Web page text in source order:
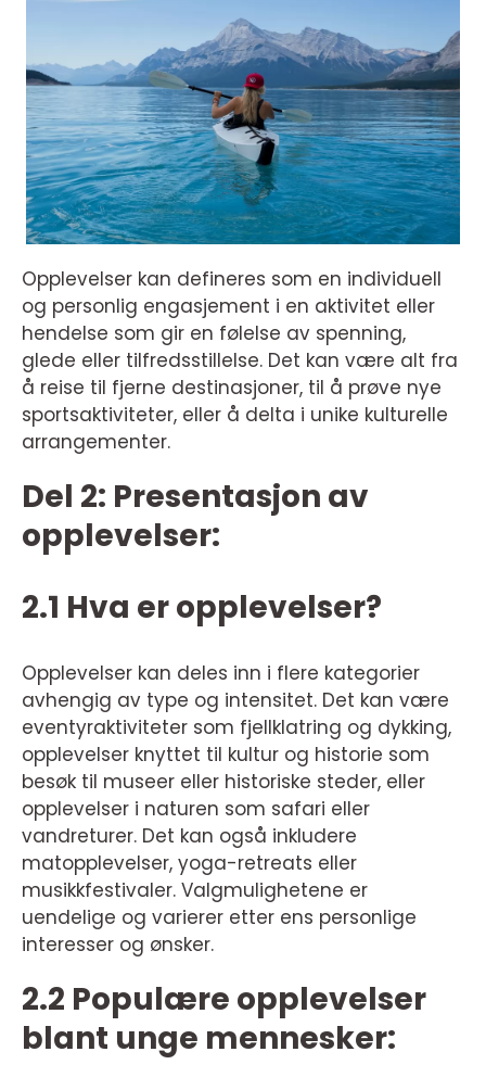
Opplevelser kan defineres som en individuell
og personlig engasjement i en aktivitet eller
hendelse som gir en følelse av spenning,
glede eller tilfredsstillelse. Det kan være alt fra
å reise til fjerne destinasjoner, til å prøve nye
sportsaktiviteter, eller å delta i unike kulturelle
arrangementer.
Del 2: Presentasjon av
opplevelser:
2.1 Hva er opplevelser?
Opplevelser kan deles inn i flere kategorier
avhengig av type og intensitet. Det kan være
eventyraktiviteter som fjellklatring og dykking,
opplevelser knyttet til kultur og historie som
besøk til museer eller historiske steder, eller
opplevelser i naturen som safari eller
vandreturer. Det kan også inkludere
matopplevelser, yoga-retreats eller
musikkfestivaler. Valgmulighetene er
uendelige og varierer etter ens personlige
interesser og ønsker.
2.2 Populære opplevelser
blant unge mennesker: